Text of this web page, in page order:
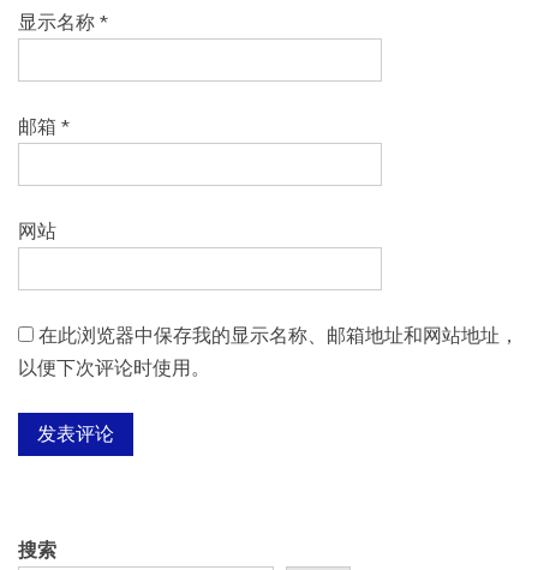
显示名称 *
邮箱 *
网站
在此浏览器中保存我的显示名称、邮箱地址和网站地址，
以便下次评论时使用。
搜索